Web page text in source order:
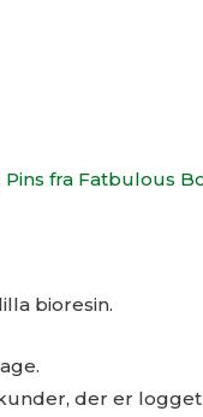
Pins fra Fatbulous
bioresin.
der er